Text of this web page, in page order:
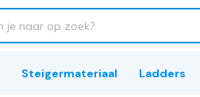
Steigermateriaal Ladders